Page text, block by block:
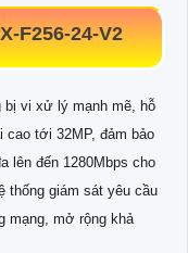
F256-24-V2
bị vi xử lý mạnh mẽ, hỗ
cao tới 32MP, đảm bảo
lên đến 1280Mbps cho
thống giám sát yêu cầu
mạng, mở rộng khả